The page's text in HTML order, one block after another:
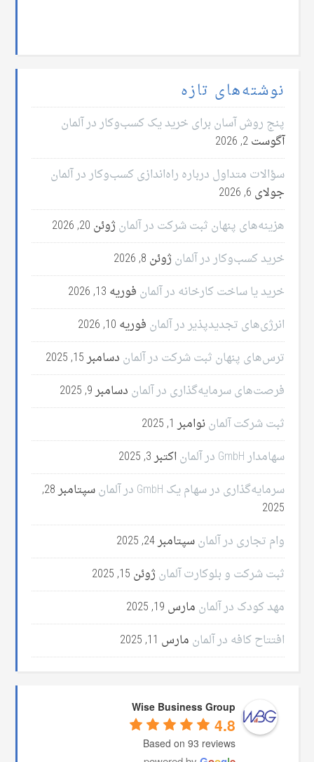
نوشته‌های تازه
پنج روش آسان برای خرید یک کسب‌وکار در آلمان
آگوست 2, 2026
سؤالات متداول درباره راه‌اندازی کسب‌وکار در آلمان
جولای 6, 2026
هزینه‌های پنهان ثبت شرکت در آلمان ژوئن 20, 2026
خرید کسب‌وکار در آلمان ژوئن 8, 2026
خرید یا ساخت کارخانه در آلمان فوریه 13, 2026
انرژی‌های تجدیدپذیر در آلمان فوریه 10, 2026
ترس‌های پنهان ثبت شرکت در آلمان دسامبر 15, 2025
فرصت‌های سرمایه‌گذاری در آلمان دسامبر 9, 2025
ثبت شرکت آلماننوامبر 1, 2025
سهامدار GmbH در آلمان
اکتبر 3, 2025
سرمایه‌گذاری در سهام یک GmbH در آلمان
سپتامبر 28,
2025
وام تجاری در آلمانسپتامبر 24, 2025
ثبت شرکت و بلوکارت آلمان ژوئن 15, 2025
مهد کودک در آلمان مارس 19, 2025
افتتاح کافه در آلمان مارس 11, 2025
Wise Business Group
4.8
Based on 93 reviews